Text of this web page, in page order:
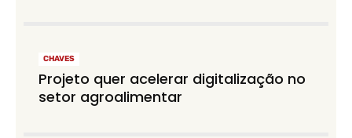
CHAVES
Projeto quer acelerar digitalização no
setor agroalimentar